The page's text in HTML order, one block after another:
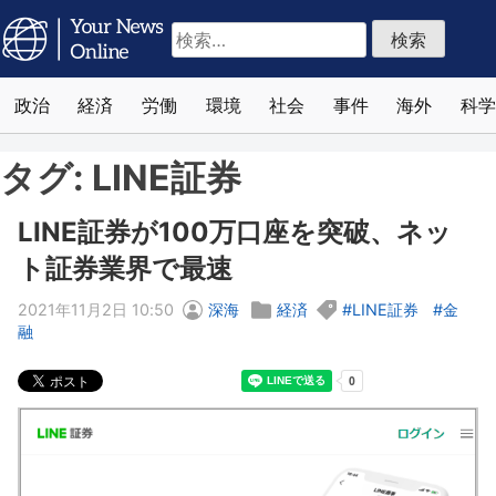
検
索:
政治 経済 労働 環境 社会 事件 海外 科学
タグ: LINE証券
LINE証券が100万口座を突破、ネッ
ト証券業界で最速
2021年11月2日 10:50 深海 経済 LINE証券
金
融